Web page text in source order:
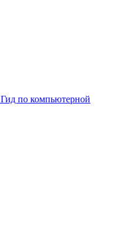
Гид по компьютерной